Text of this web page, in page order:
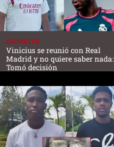
DEPORTES
Vinicius se reunió con Real
Madrid y no quiere saber nada:
Tomó decisión